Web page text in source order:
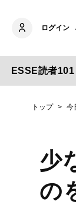
ログイン
ESSE読者101
トップ 今
少
の